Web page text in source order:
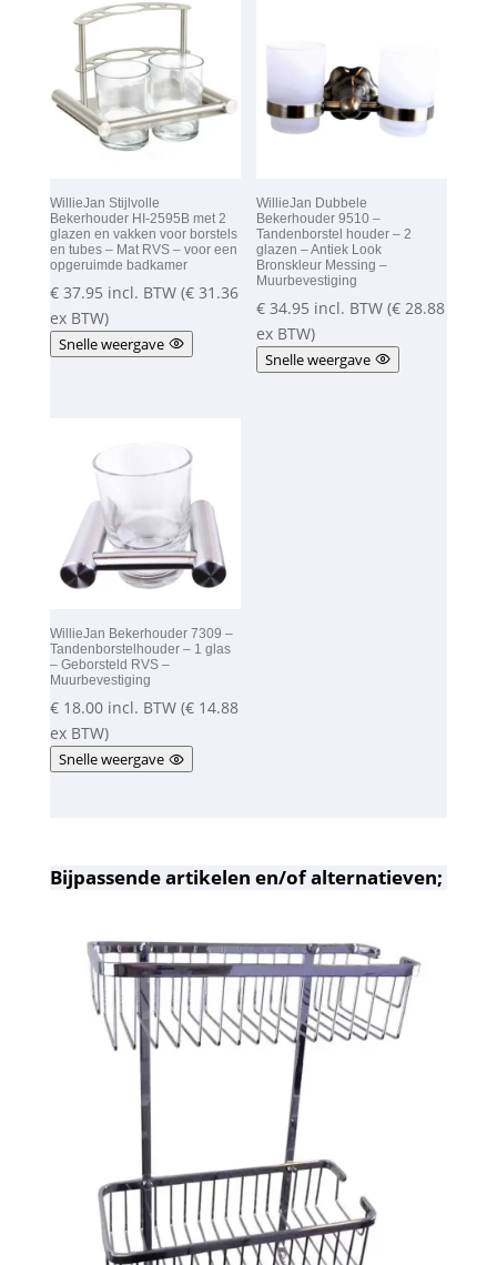
WillieJan Stijlvolle
Bekerhouder HI-2595B met 2
glazen en vakken voor borstels
en tubes – Mat RVS – voor een
opgeruimde badkamer
€37.95 incl. BTW (€31.36
ex BTW)
Snelle weergave
WillieJan Dubbele
Bekerhouder 9510 –
Tandenborstel houder – 2
glazen – Antiek Look
Bronskleur Messing –
Muurbevestiging
€ 34.95 incl. BTW (€ 28.88
ex BTW)
Snelle weergave
WillieJan Bekerhouder 7309 –
Tandenborstelhouder – 1 glas
– Geborsteld RVS –
Muurbevestiging
€18.00 incl. BTW (€14.88
ex BTW)
Snelle weergave
Bijpassende artikelen en/of alternatieven;